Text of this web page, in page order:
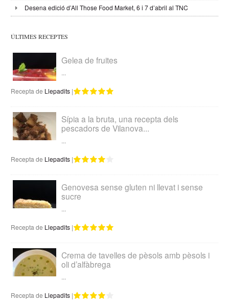
Desena edició d’All Those Food Market, 6 i 7 d’abril al TNC
ÚLTIMES RECEPTES
Gelea de fruites
...
Recepta de Llepadits |
Sípia a la bruta, una recepta dels
pescadors de Vilanova...
...
Recepta de Llepadits |
Genovesa sense gluten ni llevat i sense
sucre
...
Recepta de Llepadits |
Crema de tavelles de pèsols amb pèsols i
oli d’alfàbrega
...
Recepta de Llepadits |